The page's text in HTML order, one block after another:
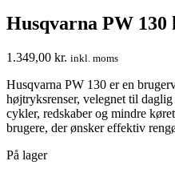
Husqvarna PW
1.349,00 kr. inkl. moms
Husqvarna PW 130 er en
højtryksrenser, velegnet til
cykler, redskaber og mindre
brugere, der ønsker effektiv
På lager